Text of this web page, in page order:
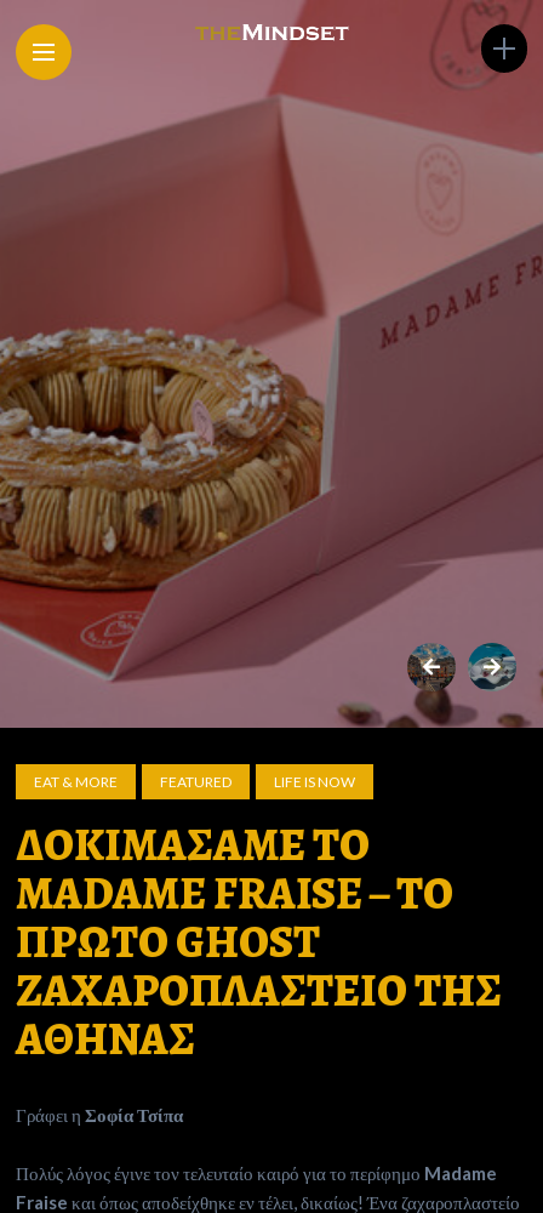
EAT & MORE FEATURED LIFE IS NOW
ΔΟΚΙΜΑΣΑΜΕ ΤΟ
MADAME FRAISE – ΤΟ
ΠΡΩΤΟ GHOST
ΖΑΧΑΡΟΠΛΑΣΤΕΙΟ ΤΗΣ
ΑΘΗΝΑΣ
Γράφει ηΣοφία Τσίπα
Πολύς λόγος έγινε τον τελευταίο καιρό για το περίφημο Madame
Fraise και όπως αποδείχθηκε εν τέλει, δικαίως! Ένα ζαχαροπλαστείο